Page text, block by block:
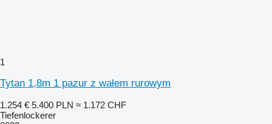
1
Tytan 1,8m 1 pazur z wałem rurowym
1.254 € 5.400 PLN ≈ 1.172 CHF
Tiefenlockerer